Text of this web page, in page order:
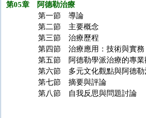
第05章 阿德勒治療
第一節 導論
第二節 主要概念
第三節 治療歷程
第四節 治療應用：技術與實務
第五節 阿德勒學派治療的專業
第六節 多元文化觀點與阿德勒
第七節 摘要與評論
第八節 自我反思與問題討論